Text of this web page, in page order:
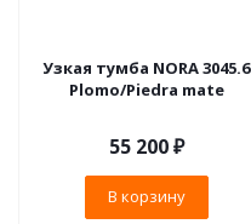
Узкая тумба NORA 3045.6
Plomo/Piedra mate
55 200₽
В корзину